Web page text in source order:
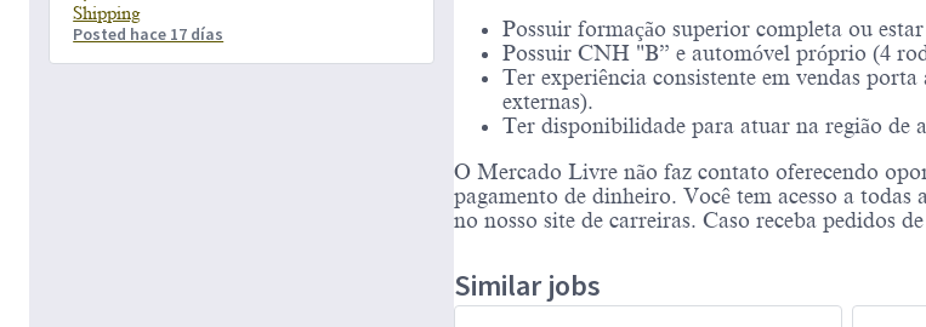
Shipping
Posted hace 17 días
Possuir formação superior completa ou
Possuir CNH "B” e automóvel próprio (4
Ter experiência consistente em vendas porta
externas).
Ter disponibilidade para atuar na região de
O Mercado Livre não faz contato oferecendo
pagamento de dinheiro. Você tem acesso a todas
no nosso site de carreiras. Caso receba pedidos
Similar jobs